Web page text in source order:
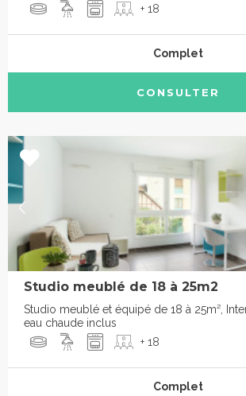
+ 18
Complet
CONSULTER
Studio meublé de 18 à 25m2
Studio meublé et équipé de 18 à 25m²,
eau chaude inclus
+ 18
Complet